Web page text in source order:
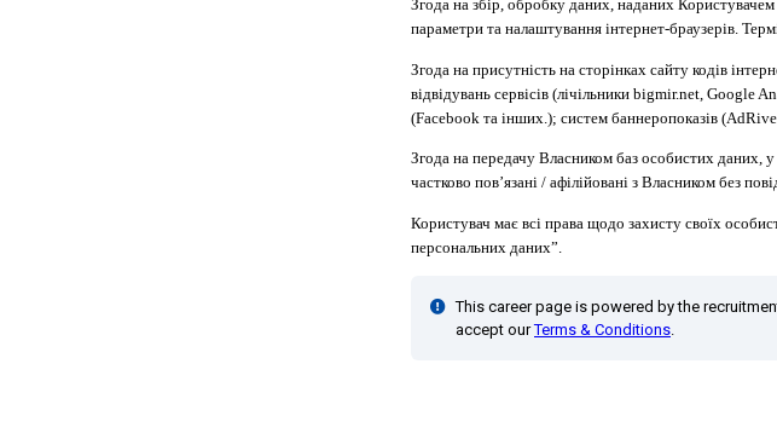
Згода на збір, обробку даних, наданих
параметри та налаштування інтернет-браузерів.
Згода на присутність на сторінках сайту кодів
відвідувань сервісів (лічільники bigmir.net, Google
(Facebook та інших.); систем баннеропоказів
Згода на передачу Власником баз особистих даних,
частково пов’язані / афілійовані з Власником без
Користувач має всі права щодо захисту своїх
персональних даних”.
This career page is powered by the
accept ourTerms & Conditions